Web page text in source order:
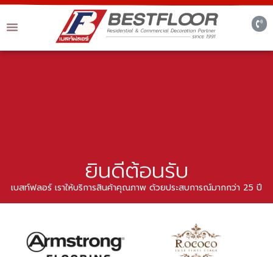
ยินดีต้อนรับ
เบสท์ฟลอร์ เราให้บริการสินค้าคุณภาพ ด้วยประสบการณ์มากกว่า 25 ปี